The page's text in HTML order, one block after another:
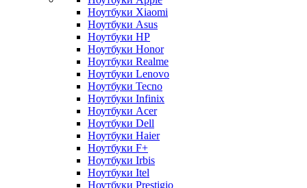
Ноутбуки Xiaomi
Ноутбуки Asus
Ноутбуки HP
Ноутбуки Honor
Ноутбуки Realme
Ноутбуки Lenovo
Ноутбуки Tecno
Ноутбуки Infinix
Ноутбуки Acer
Ноутбуки Dell
Ноутбуки Haier
Ноутбуки F+
Ноутбуки Irbis
Ноутбуки Itel
Ноутбуки Prestigio